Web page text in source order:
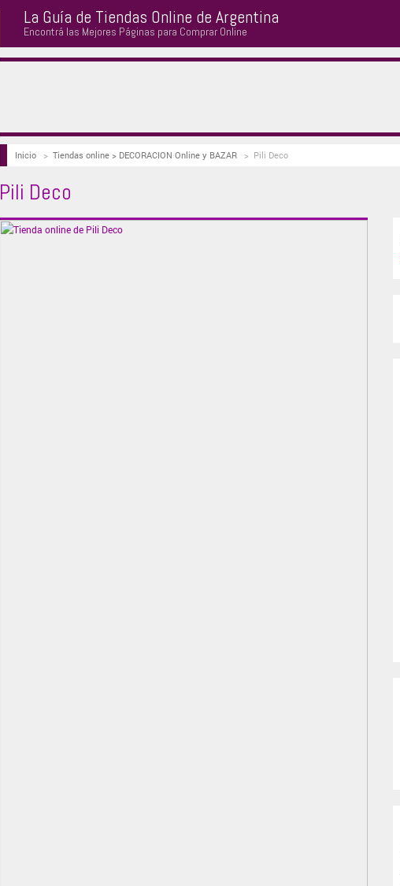
La Guía de Tiendas Online de Argentina
Encontrá las Mejores Páginas para Comprar Online
Inicio> Tiendas online > DECORACION Online y BAZAR> Pili Deco
Pili Deco